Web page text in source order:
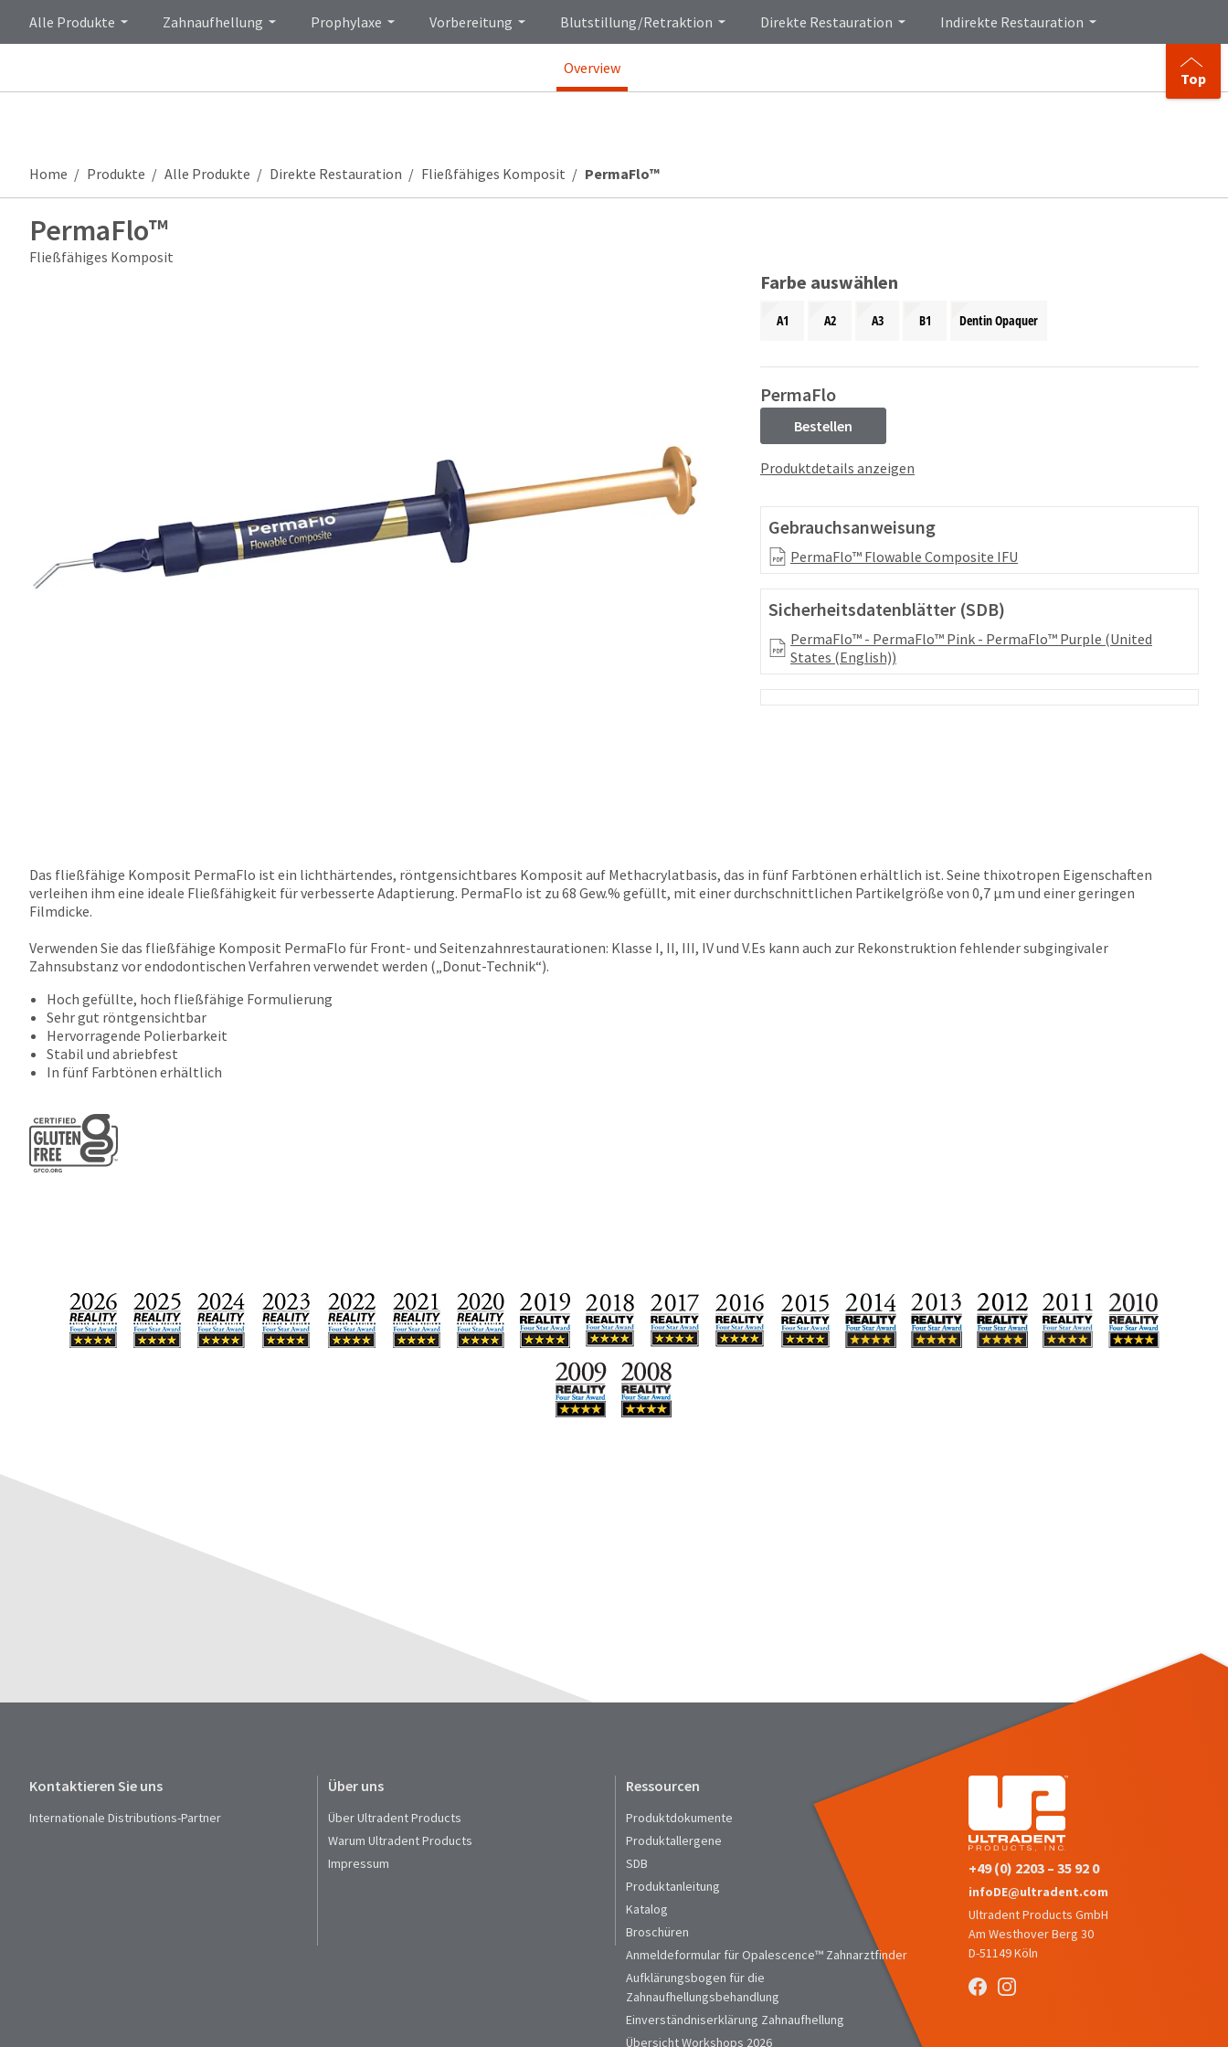
Alle Produkte Zahnaufhellung Prophylaxe Vorbereitung Blutstillung/Retraktion Direkte Restauration Indirekte Restauration
Overview
Top
Home Produkte Alle Produkte Direkte Restauration Fließfähiges Komposit PermaFlo™
PermaFlo™
Fließfähiges Komposit
Farbe auswählen
A1 A2 A3 B1 Dentin Opaquer
PermaFlo
Bestellen
Produktdetails anzeigen
Gebrauchsanweisung
PermaFlo™ Flowable Composite IFU
Sicherheitsdatenblätter (SDB)
PermaFlo™ - PermaFlo™ Pink - PermaFlo™ Purple (United
States (English))
Das fließfähige Komposit PermaFlo ist ein lichthärtendes, röntgensichtbares Komposit auf Methacrylatbasis, das in fünf Farbtönen erhältlich ist. Seine thixotropen Eigenschaften
verleihen ihm eine ideale Fließfähigkeit für verbesserte Adaptierung. PermaFlo ist zu 68 Gew.% gefüllt, mit einer durchschnittlichen Partikelgröße von 0,7 μm und einer geringen
Filmdicke.
Verwenden Sie das fließfähige Komposit PermaFlo für Front- und Seitenzahnrestaurationen: Klasse I, II, III, IV und V.Es kann auch zur Rekonstruktion fehlender subgingivaler
Zahnsubstanz vor endodontischen Verfahren verwendet werden („Donut-Technik“).
Hoch gefüllte, hoch fließfähige Formulierung
Sehr gut röntgensichtbar
Hervorragende Polierbarkeit
Stabil und abriebfest
In fünf Farbtönen erhältlich
Kontaktieren Sie uns
Internationale Distributions-Partner
Über uns
Über Ultradent Products
Warum Ultradent Products
Impressum
Ressourcen
Produktdokumente
Produktallergene
SDB
Produktanleitung
Katalog
Broschüren
Anmeldeformular für Opalescence™ Zahnarztfinder
Aufklärungsbogen für die
Zahnaufhellungsbehandlung
Einverständniserklärung Zahnaufhellung
Übersicht Workshops 2026
+49 (0) 2203 – 35 92 0
infoDE@ultradent.com
Ultradent Products GmbH
Am Westhover Berg 30
D-51149 Köln